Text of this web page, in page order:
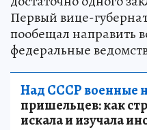
Первый вице-
пообещал направить
федеральные
Над СССР военные
пришельцев: как
искала и изучала